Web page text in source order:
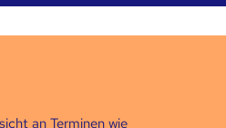
an Terminen wie